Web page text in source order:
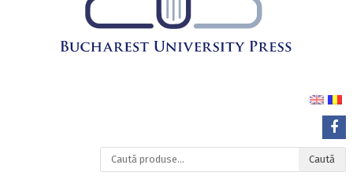
Caută
după:
Caută